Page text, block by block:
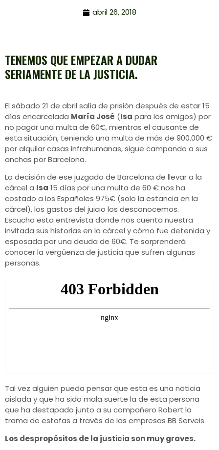
abril 26, 2018
TENEMOS QUE EMPEZAR A DUDAR
SERIAMENTE DE LA JUSTICIA.
El sábado 21 de abril salía de prisión después de estar 15
días encarcelada María José (Isa para los amigos) por
no pagar una multa de 60€, mientras el causante de
esta situación, teniendo una multa de más de 900.000 €
por alquilar casas infrahumanas, sigue campando a sus
anchas por Barcelona.
La decisión de ese juzgado de Barcelona de llevar a la
cárcel a Isa 15 días por una multa de 60 € nos ha
costado a los Españoles 975€ (solo la estancia en la
cárcel), los gastos del juicio los desconocemos.
Escucha esta entrevista donde nos cuenta nuestra
invitada sus historias en la cárcel y cómo fue detenida y
esposada por una deuda de 60€. Te sorprenderá
conocer la vergüenza de justicia que sufren algunas
personas.
Tal vez alguien pueda pensar que esta es una noticia
aislada y que ha sido mala suerte la de esta persona
que ha destapado junto a su compañero Robert la
trama de estafas a través de las empresas BB Serveis.
Los despropósitos de la justicia son muy graves.